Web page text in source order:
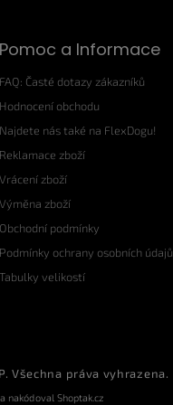
Pomoc a Informace
FAQ: Časté dotazy zákazníků
Hodnocení obchodu
Najdete nás také na FlexDogu!
Reklamace zboží
Vrácení zboží
Výměna zboží
Obchodní podmínky
Podmínky ochrany osobních údajů
Tabulky velikostí
. Všechna práva vyhrazena.
nakódoval Shoptak.cz